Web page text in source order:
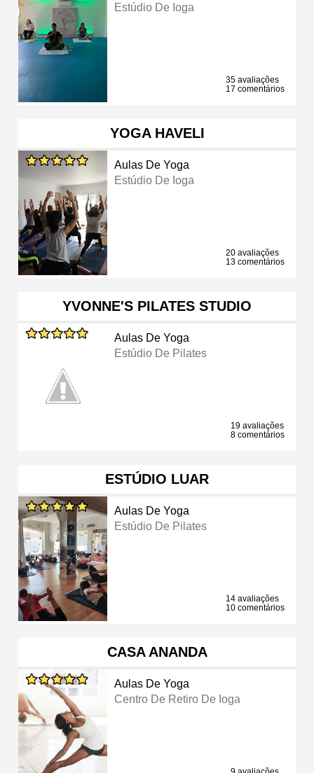
Estúdio De Ioga
35 avaliações
17 comentários
YOGA HAVELI
Aulas De Yoga
Estúdio De Ioga
20 avaliações
13 comentários
YVONNE'S PILATES STUDIO
Aulas De Yoga
Estúdio De Pilates
19 avaliações
8 comentários
ESTÚDIO LUAR
Aulas De Yoga
Estúdio De Pilates
14 avaliações
10 comentários
CASA ANANDA
Aulas De Yoga
Centro De Retiro De Ioga